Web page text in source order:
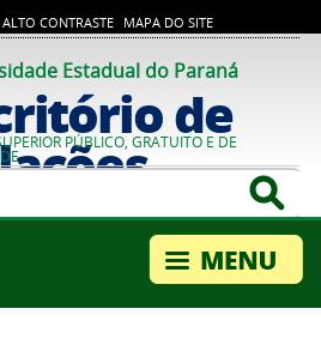
ALTO CONTRASTE MAPA DO SITE
Estadual do Paraná
de
PÚBLICO, GRATUITO E DE